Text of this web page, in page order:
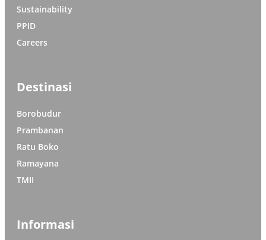
Sustainability
PPID
Careers
Destinasi
Borobudur
Prambanan
Ratu Boko
Ramayana
TMII
Informasi